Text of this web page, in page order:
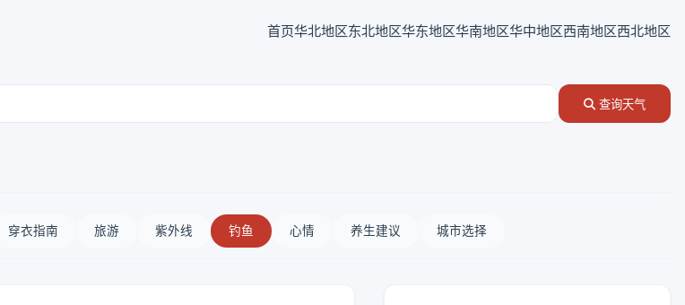
首页华北地区东北地区华东地区华南地区华中地区西南地区西北地区
查询天气
穿衣指南 旅游 紫外线 钓鱼 心情 养生建议 城市选择